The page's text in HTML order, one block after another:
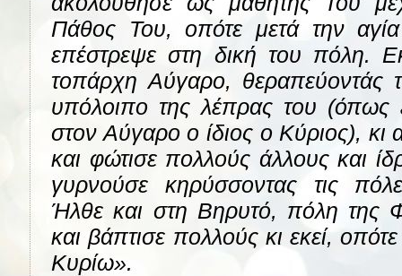
Πάθος Του, οπότε μετά την
επέστρεψε στη δική του πόλη.
τοπάρχη Αύγαρο, θεραπεύοντάς
υπόλοιπο της λέπρας του (όπως
στον Αύγαρο ο ίδιος ο Κύριος), κι
και φώτισε πολλούς άλλους και
γυρνούσε κηρύσσοντας τις
Ήλθε και στη Βηρυτό, πόλη της
και βάπτισε πολλούς κι εκεί,
Κυρίω».